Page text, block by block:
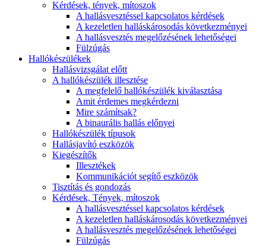
Kérdések, tények, mítoszok
A hallásvesztéssel kapcsolatos kérdések
A kezeletlen halláskárosodás következményei
A hallásvesztés megelőzésének lehetőségei
Fülzúgás
Hallókészülékek
Hallásvizsgálat előtt
A hallókészülék illesztése
A megfelelő hallókészülék kiválasztása
Amit érdemes megkérdezni
Mire számítsak?
A binaurális hallás előnyei
Hallókészülék típusok
Hallásjavító eszközök
Kiegészítők
Illesztékek
Kommunikációt segítő eszközök
Tisztítás és gondozás
Kérdések, Tények, mítoszok
A hallásvesztéssel kapcsolatos kérdések
A kezeletlen halláskárosodás következményei
A hallásvesztés megelőzésének lehetőségei
Fülzúgás